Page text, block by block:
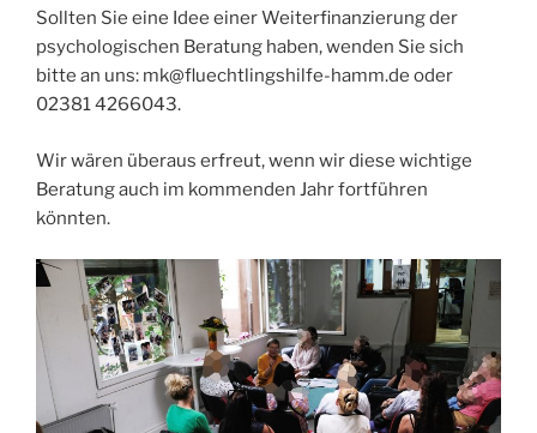
Sollten Sie eine Idee einer Weiterfinanzierung der
psychologischen Beratung haben, wenden Sie sich
bitte an uns: mk@fluechtlingshilfe-hamm.de oder
02381 4266043.
Wir wären überaus erfreut, wenn wir diese wichtige
Beratung auch im kommenden Jahr fortführen
könnten.